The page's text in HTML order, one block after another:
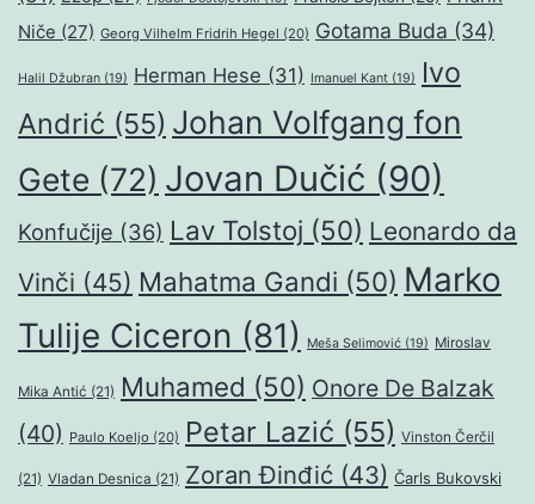
Niče (27) Georg Vilhelm Fridrih Hegel (20) Gotama Buda (34)
Halil Džubran (19) Herman Hese (31) Imanuel Kant (19)
Ivo
Andrić (55) Johan Volfgang fon
Gete (72) Jovan Dučić (90)
Konfučije (36) Lav Tolstoj (50) Leonardo da
Vinči (45) Mahatma Gandi (50) Marko
Tulije Ciceron (81) Meša Selimović (19) Miroslav
Mika Antić (21) Muhamed (50) Onore De Balzak
(40) Paulo Koeljo (20) Petar Lazić (55) Vinston Čerčil
(21) Vladan Desnica (21) Zoran Đinđić (43) Čarls Bukovski